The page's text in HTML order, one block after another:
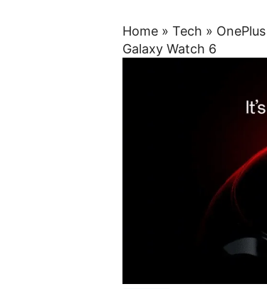
Home »Tech »
Galaxy Watch 6